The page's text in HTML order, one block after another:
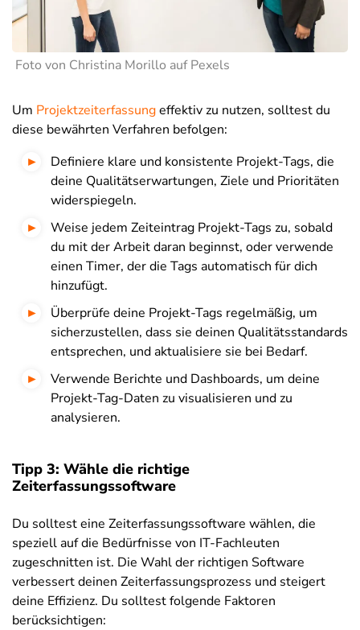
Foto von Christina Morillo auf Pexels
Um Projektzeiterfassungeffektiv zu nutzen, solltest du
diese bewährten Verfahren befolgen:
Definiere klare und konsistente Projekt-Tags, die
deine Qualitätserwartungen, Ziele und Prioritäten
widerspiegeln.
Weise jedem Zeiteintrag Projekt-Tags zu, sobald
du mit der Arbeit daran beginnst, oder verwende
einen Timer, der die Tags automatisch für dich
hinzufügt.
Überprüfe deine Projekt-Tags regelmäßig, um
sicherzustellen, dass sie deinen Qualitätsstandards
entsprechen, und aktualisiere sie bei Bedarf.
Verwende Berichte und Dashboards, um deine
Projekt-Tag-Daten zu visualisieren und zu
analysieren.
Tipp 3: Wähle die richtige
Zeiterfassungssoftware
Du solltest eine Zeiterfassungssoftware wählen, die
speziell auf die Bedürfnisse von IT-Fachleuten
zugeschnitten ist. Die Wahl der richtigen Software
verbessert deinen Zeiterfassungsprozess und steigert
deine Effizienz. Du solltest folgende Faktoren
berücksichtigen: